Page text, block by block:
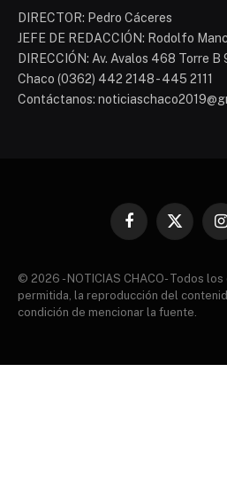
DIRECTOR: Pedro Cáceres
JEFE DE REDACCIÓN: Rodolfo
DIRECCIÓN: Av. Avalos 468 Torre
Chaco (0362) 442 2148 - 445 2111
Contáctanos:
Facebook
X
© 2026 - NOTICIAS CHACO- Todos
permitida, la reproducción del
condición de mencionar la fuente.